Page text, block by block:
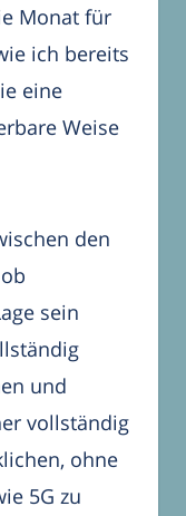
Monat für
ich bereits
eine
Weise
den
sein
und
vollständig
ohne
5G zu